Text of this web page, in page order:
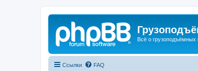
Всё о грузоподъёмных
Ссылки FAQ